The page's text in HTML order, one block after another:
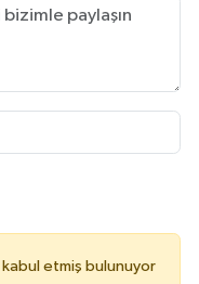
kabul etmiş bulunuyor